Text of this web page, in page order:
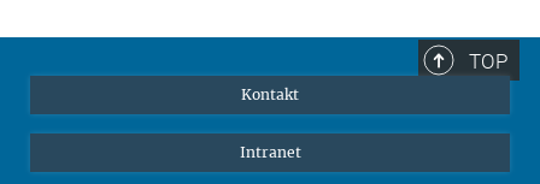
TOP
Kontakt
Intranet